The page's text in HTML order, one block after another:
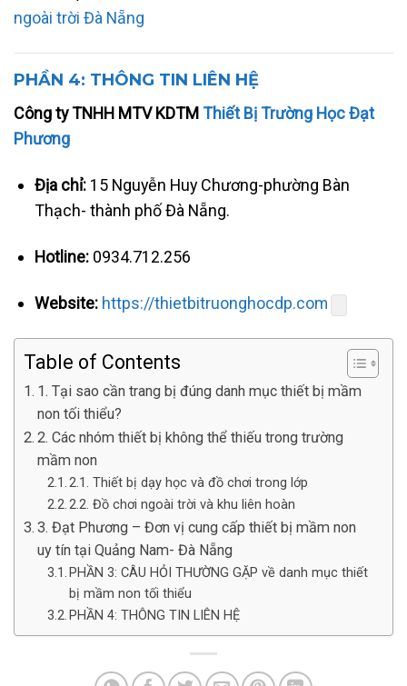
ngoài trời Đà Nẵng
PHẦN 4: THÔNG TIN LIÊN HỆ
Công ty TNHH MTV KDTM Thiết Bị Trường Học Đạt
Phương
Địa chỉ: 15 Nguyễn Huy Chương-phường Bàn
Thạch- thành phố Đà Nẵng.
Hotline: 0934.712.256
Website: https://thietbitruonghocdp.com
Table of Contents
1. Tại sao cần trang bị đúng danh mục thiết bị mầm
non tối thiểu?
2. Các nhóm thiết bị không thể thiếu trong trường
mầm non
2.1. Thiết bị dạy học và đồ chơi trong lớp
2.2. Đồ chơi ngoài trời và khu liên hoàn
3. Đạt Phương – Đơn vị cung cấp thiết bị mầm non
uy tín tại Quảng Nam- Đà Nẵng
PHẦN 3: CÂU HỎI THƯỜNG GẶP về danh mục thiết
bị mầm non tối thiểu
PHẦN 4: THÔNG TIN LIÊN HỆ